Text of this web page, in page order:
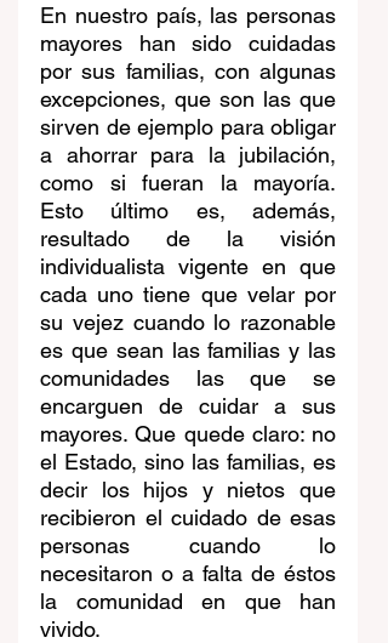
En nuestro país, las personas
mayores han sido cuidadas
por sus familias, con algunas
excepciones, que son las que
sirven de ejemplo para obligar
a ahorrar para la jubilación,
como si fueran la mayoría.
Esto último es, además,
resultado de la visión
individualista vigente en que
cada uno tiene que velar por
su vejez cuando lo razonable
es que sean las familias y las
comunidades las que se
encarguen de cuidar a sus
mayores. Que quede claro: no
el Estado, sino las familias, es
decir los hijos y nietos que
recibieron el cuidado de esas
personas cuando lo
necesitaron o a falta de éstos
la comunidad en que han
vivido.